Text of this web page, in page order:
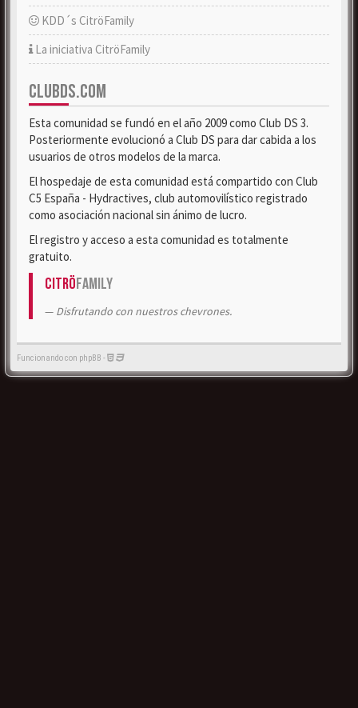
KDD´s CitröFamily
La iniciativa CitröFamily
CLUBDS.COM
Esta comunidad se fundó en el año 2009 como Club DS 3.
Posteriormente evolucionó a Club DS para dar cabida a los
usuarios de otros modelos de la marca.
El hospedaje de esta comunidad está compartido con Club
C5 España - Hydractives, club automovilístico registrado
como asociación nacional sin ánimo de lucro.
El registro y acceso a esta comunidad es totalmente
gratuito.
CitröFamily
Disfrutando con nuestros chevrones.
Funcionando con phpBB -